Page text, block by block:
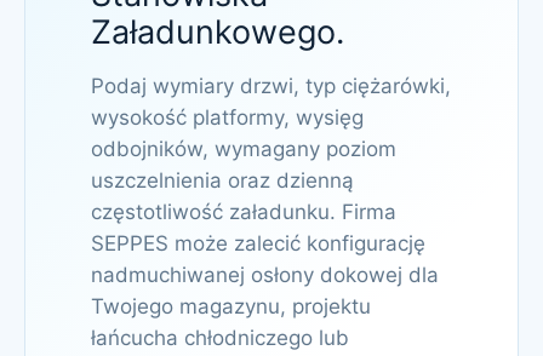
Załadunkowego.
Podaj wymiary drzwi, typ ciężarówki,
wysokość platformy, wysięg
odbojników, wymagany poziom
uszczelnienia oraz dzienną
częstotliwość załadunku. Firma
SEPPES może zalecić konfigurację
nadmuchiwanej osłony dokowej dla
Twojego magazynu, projektu
łańcucha chłodniczego lub